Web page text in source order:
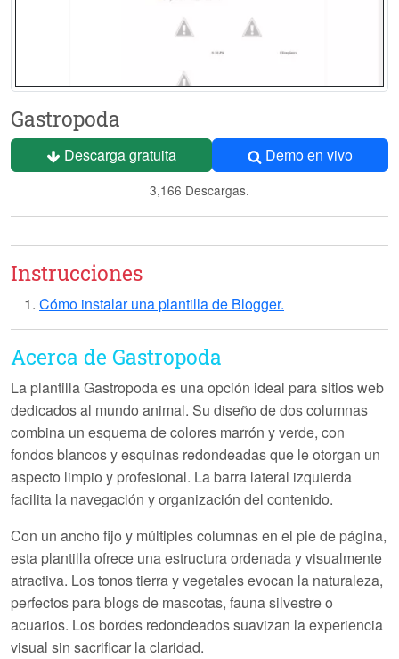
Gastropoda
Descarga gratuita Demo en vivo
3,166 Descargas.
Instrucciones
Cómo instalar una plantilla de Blogger.
Acerca de Gastropoda
La plantillaGastropodaes una opción ideal para sitios web
dedicados al mundo animal. Su diseño de dos columnas
combina un esquema de colores marrón y verde, con
fondos blancos y esquinas redondeadas que le otorgan un
aspecto limpio y profesional. La barra lateral izquierda
facilita la navegación y organización del contenido.
Con un ancho fijo y múltiples columnas en el pie de página,
esta plantilla ofrece una estructura ordenada y visualmente
atractiva. Los tonos tierra y vegetales evocan la naturaleza,
perfectos para blogs de mascotas, fauna silvestre o
acuarios. Los bordes redondeados suavizan la experiencia
visual sin sacrificar la claridad.